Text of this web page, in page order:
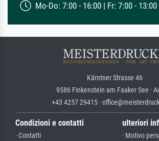
Mo-Do: 7:00 - 16:00 | Fr: 7:00 - 13:00
Kärntner Strasse 46
9586 Finkenstein am Faaker See ·
+43 4257 29415 ·
Condizioni e contatti
· Contatti
ulteriori
· Motivo